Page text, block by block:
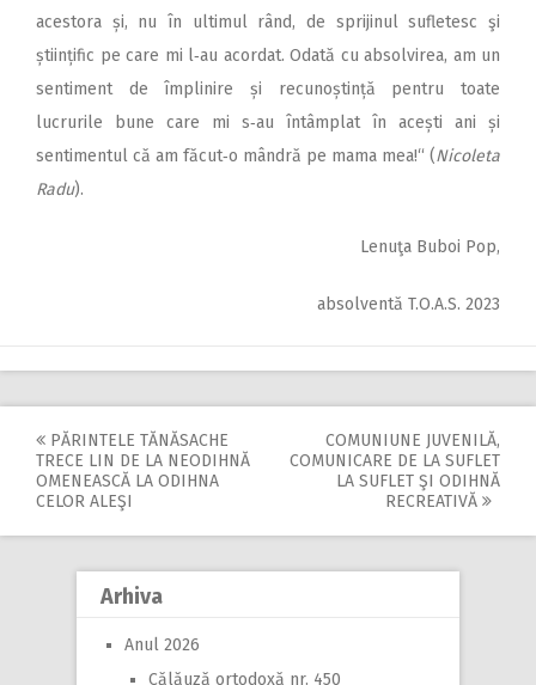
acestora și, nu în ultimul rând, de sprijinul sufletesc şi
științific pe care mi l‑au acordat. Odată cu absolvirea, am un
sentiment de împlinire și recunoștință pentru toate
lucrurile bune care mi s‑au întâmplat în acești ani și
sentimentul că am făcut‑o mândră pe mama mea!“ (Nicoleta
Radu).
Lenuţa Buboi Pop,
absolventă T.O.A.S. 2023
Post
navigation
PĂRINTELE TĂNĂSACHE
TRECE LIN DE LA NEODIHNĂ
OMENEASCĂ LA ODIHNA
CELOR ALEŞI
COMUNIUNE JUVENILĂ,
COMUNICARE DE LA SUFLET
LA SUFLET ŞI ODIHNĂ
RECREATIVĂ
Arhiva
Anul 2026
Călăuză ortodoxă nr. 450